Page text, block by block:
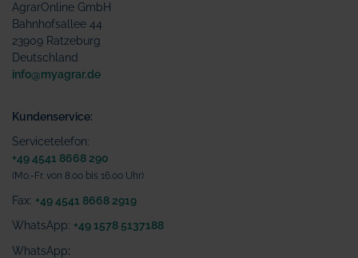
AgrarOnline GmbH
Bahnhofsallee 44
23909 Ratzeburg
Deutschland
info@myagrar.de
Kundenservice:
Servicetelefon:
+49 4541 8668 290
(Mo.-Fr. von 8.00 bis 16.00 Uhr)
Fax: +49 4541 8668 2919
WhatsApp: +49 1578 5137188
WhatsApp: